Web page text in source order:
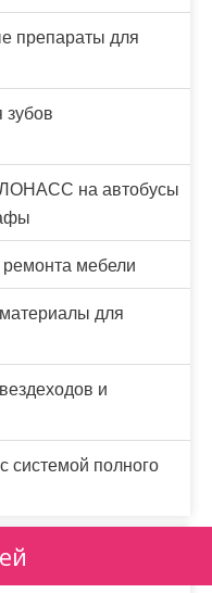
препараты для
зубов
на автобусы
ремонта мебели
для
и
системой полного